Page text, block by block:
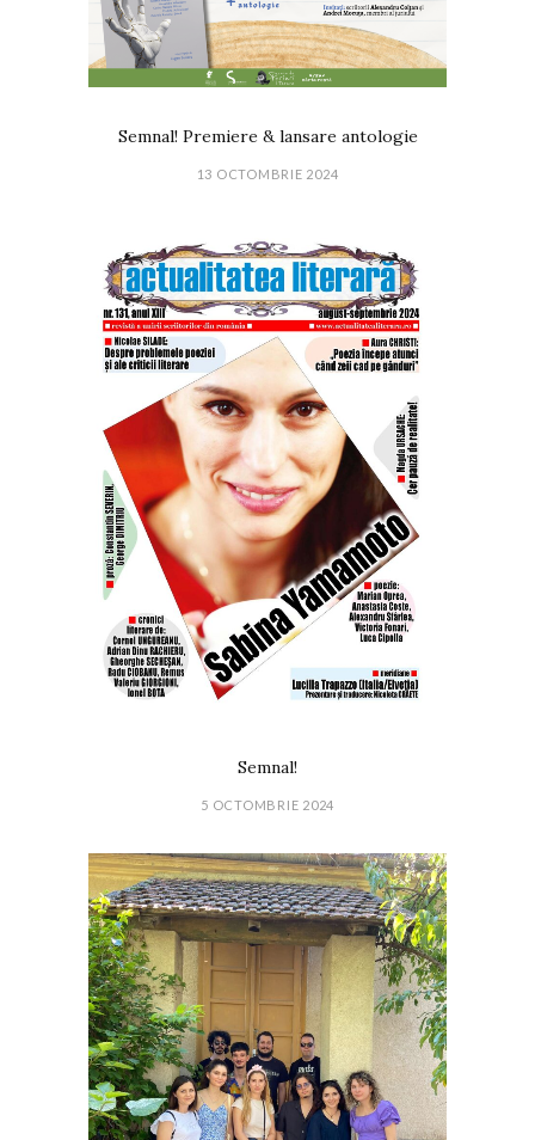
Semnal! Premiere & lansare antologie
13 OCTOMBRIE 2024
Semnal!
5 OCTOMBRIE 2024